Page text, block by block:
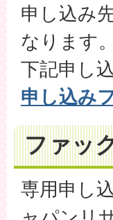
申し込み
なります。
下記申し
申し込み
ファッ
専用申し